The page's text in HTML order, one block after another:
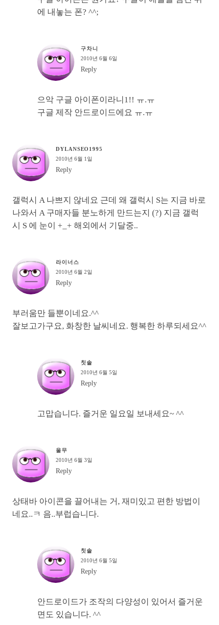
에 내놓는 폰? ^^;
구차니
2010년 6월 6일
Reply
으악 구글 아이폰이라니1!! ㅠ.ㅠ
구글 제작 안드로이드에요 ㅠ.ㅠ
DYLANSEO1995
2010년 6월 1일
Reply
갤럭시 A 나쁘지 않네요 근데 왜 갤럭시 S는 지금 바로
나와서 A 구매자들 분노하게 만드는지 (?) 지금 갤럭
시 S 에 눈이 +_+ 해외에서 기달중..
라이너스
2010년 6월 2일
Reply
부러움만 들뿐이네요.^^
잘보고가구요, 화창한 날씨네요. 행복한 하루되세요^^
칫솔
2010년 6월 5일
Reply
고맙습니다. 즐거운 일요일 보내세요~ ^^
울무
2010년 6월 3일
Reply
상태바 아이콘을 끌어내는 거, 재미있고 편한 방법이
네요..ㅋ 음..부럽습니다.
칫솔
2010년 6월 5일
Reply
안드로이드가 조작의 다양성이 있어서 즐거운
면도 있습니다. ^^